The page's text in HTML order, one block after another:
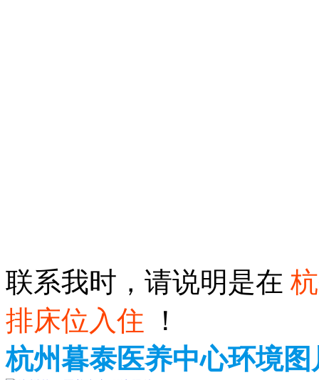
联系我时，请说明是在
排床位入住 ！
杭州暮泰医养中心环境图